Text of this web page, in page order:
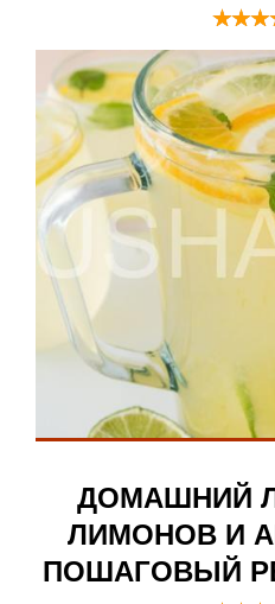
ДОМАШНИЙ
ЛИМОНОВ И
ПОШАГОВЫЙ